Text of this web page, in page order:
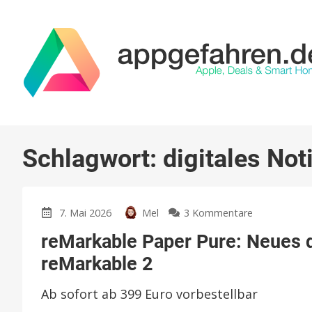
Schlagwort: digitales
7. Mai 2026 Mel 3 Kommentare
Paper
Notizbuch
reMarkable Paper Pure:
reMarkable 2
Ab sofort ab 399 Euro vorbestellbar